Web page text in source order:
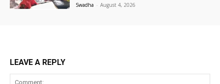
Swadha - August 4, 2026
LEAVE A REPLY